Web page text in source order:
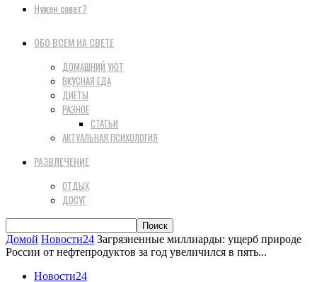
Нужен совет?
ОБО ВСЕМ НА СВЕТЕ
ДОМАШНИЙ УЮТ
ВКУСНАЯ ЕДА
ДИЕТЫ
РАЗНОЕ
СТАТЬИ
АКТУАЛЬНАЯ ПСИХОЛОГИЯ
РАЗВЛЕЧЕНИЕ
ОТДЫХ
ДОСУГ
Домой Новости24 Загрязненные миллиарды: ущерб природе
России от нефтепродуктов за год увеличился в пять...
Новости24